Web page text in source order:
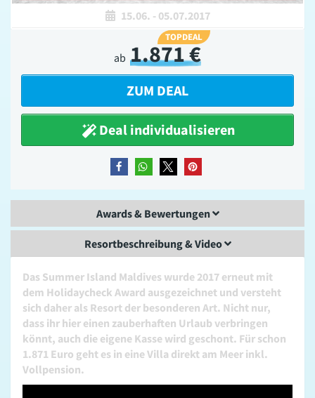
15.06. - 05.07.2017
ab 1.871 €
TOPDEAL
ZUM DEAL
Deal individualisieren
Awards & Bewertungen
Resortbeschreibung & Video
Das Summer Island Maldives wurde 2017 erneut mit
dem Holidaycheck Award ausgezeichnet und versteht
sich daher als Resort der besonderen Art. Nicht nur,
dass ihr hier einen zauberhaften Urlaub verbringen
könnt, auch die eigene Kasse wird geschont. Für schon
1.871 Euro geht es in eine Villa direkt am Meer inkl.
Vollpension.